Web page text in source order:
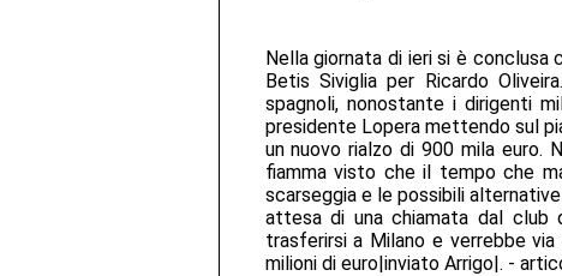
Nella giornata di ieri si è
Betis Siviglia per Ricardo
spagnoli, nonostante i dirigenti
presidente Lopera mettendo sul
un nuovo rialzo di 900 mila euro.
fiamma visto che il tempo che
scarseggia e le possibili
attesa di una chiamata dal
trasferirsi a Milano e verrebbe
milioni di euro|inviato Arrigo|. -